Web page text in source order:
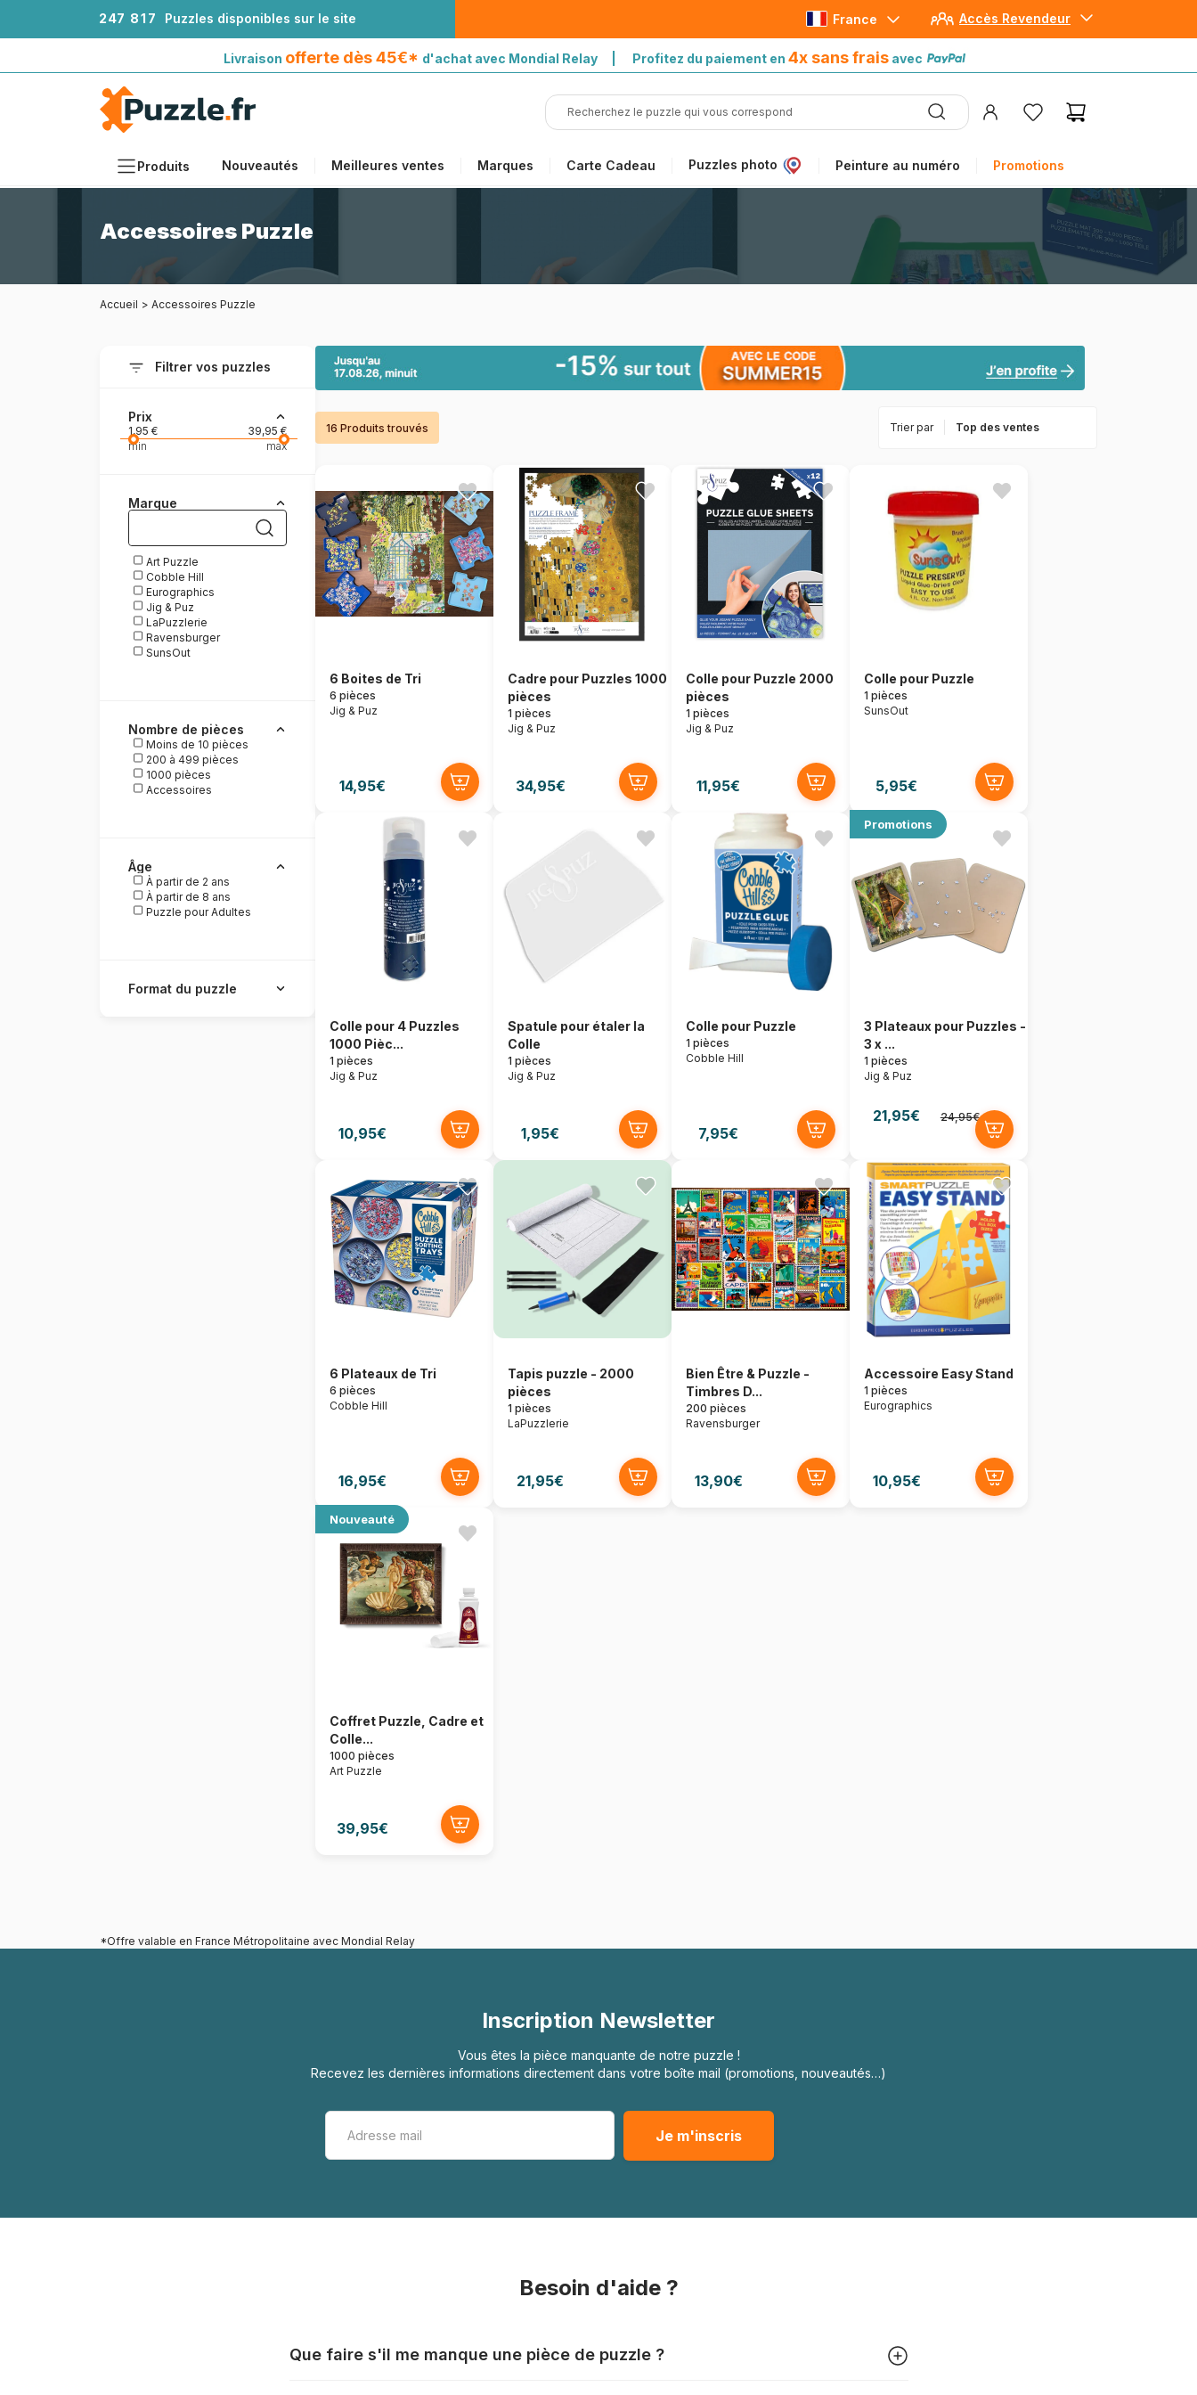
247 81 7 Puzzles disponibles sur le site Accès Revendeur
France
Livraison offerte dès 45€* d'achat avec Mondial Relay | Profitez du paiement en 4x sans frais avec
Produits Nouveautés Meilleures ventes Marques Carte Cadeau Puzzles photo Peinture au numéro Promotions
Formats
Âges
Accessoires
Peinture au numéro
avec Mondial Relay
avec Paypal
Accessoires Puzzle
Accueil > Accessoires Puzzle
16 Produits trouvés Trier par
6 Boites de Tri
6 pièces
Jig & Puz
14,95€
Cadre pour Puzzles 1000
pièces
1 pièces
Jig & Puz
34,95€
Colle pour Puzzle 2000
pièces
1 pièces
Jig & Puz
11,95€
Colle pour Puzzle
1 pièces
SunsOut
5,95€
Colle pour 4 Puzzles
1000 Pièc...
1 pièces
Jig & Puz
10,95€
Spatule pour étaler la
Colle
1 pièces
Jig & Puz
1,95€
Colle pour Puzzle
1 pièces
Cobble Hill
7,95€
Promotions
3 Plateaux pour Puzzles -
3 x ...
1 pièces
Jig & Puz
21,95€ 24,95€
6 Plateaux de Tri
6 pièces
Cobble Hill
16,95€
Tapis puzzle - 2000
pièces
1 pièces
LaPuzzlerie
21,95€
Bien Être & Puzzle -
Timbres D...
200 pièces
Ravensburger
13,90€
Accessoire Easy Stand
1 pièces
Eurographics
10,95€
Nouveauté
Coffret Puzzle, Cadre et
Colle...
1000 pièces
Art Puzzle
39,95€
Filtrer vos puzzles
Prix
1,95 €
39,95 €
min
max
Marque
Art Puzzle
Cobble Hill
Eurographics
Jig & Puz
LaPuzzlerie
Ravensburger
SunsOut
Nombre de pièces
Moins de 10 pièces
200 à 499 pièces
1000 pièces
Accessoires
Âge
À partir de 2 ans
À partir de 8 ans
Puzzle pour Adultes
Format du puzzle
*Offre valable en France Métropolitaine avec Mondial Relay
Inscription Newsletter
Vous êtes la pièce manquante de notre puzzle !
Recevez les dernières informations directement dans votre boîte mail (promotions, nouveautés…)
Besoin d'aide ?
Que faire s'il me manque une pièce de puzzle ?